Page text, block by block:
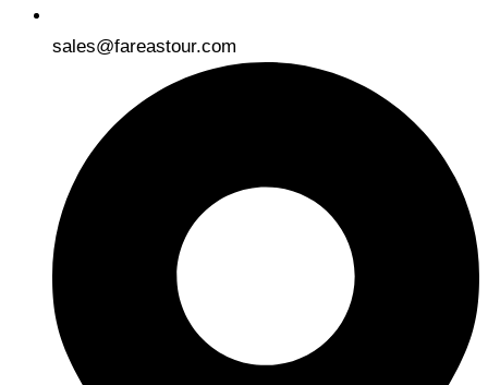
sales@fareastour.com